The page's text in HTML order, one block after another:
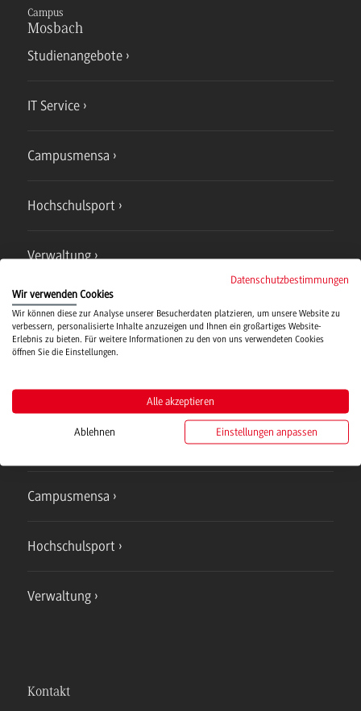
Campus
Mosbach
Studienangebote
IT Service
Campusmensa
Hochschulsport
Verwaltung
Campus
Campusmensa
Hochschulsport
Verwaltung
Kontakt
Datenschutzbestimmungen
Wir verwenden Cookies
Wir können diese zur Analyse unserer Besucherdaten platzieren, um unsere Website zu
verbessern, personalisierte Inhalte anzuzeigen und Ihnen ein großartiges Website-
Erlebnis zu bieten. Für weitere Informationen zu den von uns verwendeten Cookies
öffnen Sie die Einstellungen.
Alle akzeptieren
Ablehnen Einstellungen anpassen